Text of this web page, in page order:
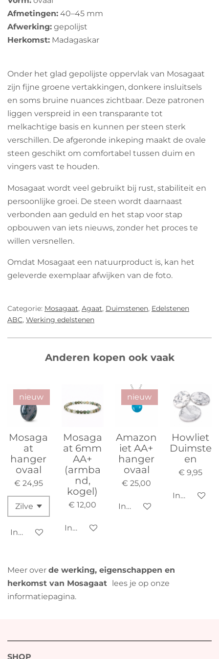
e
r
r
e
Afmetingen: 40–45 mm
Afwerking: gepolijst
Herkomst: Madagaskar
Onder het glad gepolijste oppervlak van Mosagaat
zijn fijne groene vertakkingen, donkere insluitsels
en soms bruine nuances zichtbaar. Deze patronen
liggen verspreid in een transparante tot
melkachtige basis en kunnen per steen sterk
verschillen. De afgeronde inkeping maakt de ovale
steen geschikt om comfortabel tussen duim en
vingers vast te houden.
Mosagaat wordt veel gebruikt bij rust, stabiliteit en
persoonlijke groei. De steen wordt daarnaast
verbonden aan geduld en het stap voor stap
opbouwen van iets nieuws, zonder het proces te
willen versnellen.
Omdat Mosagaat een natuurproduct is, kan het
geleverde exemplaar afwijken van de foto.
Categorie: Mosagaat, Agaat, Duimstenen, Edelstenen
ABC, Werking edelstenen
Anderen kopen ook vaak
nieuw
Mosaga
at
hanger
ovaal
€ 24,95
In winkelwagen
Mosaga
at 6mm
AA+
(armba
nd,
kogel)
€ 12,00
In winkelwagen
nieuw
Amazon
iet AA+
hanger
ovaal
€ 25,00
In winkelwagen
Howliet
Duimste
en
€ 9,95
In
Meer over de werking, eigenschappen en
herkomst van Mosagaat lees je op onze
informatiepagina.
SHOP